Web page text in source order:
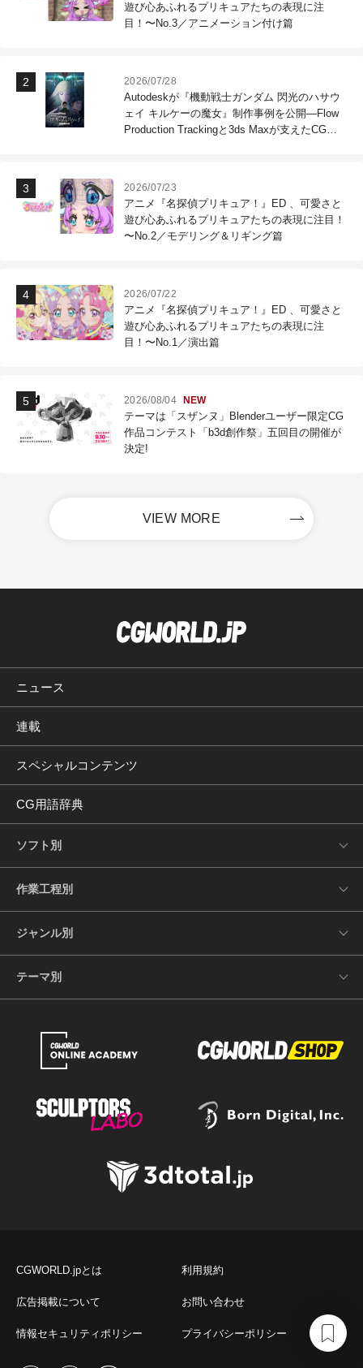
遊び心あふれるプリキュアたちの表現に注
目！〜No.3／アニメーション付け篇
2026/07/28
Autodeskが『機動戦士ガンダム 閃光のハサウ
ェイ キルケーの魔女』制作事例を公開―Flow
Production Trackingと3ds Maxが支えたCG制
2026/07/23
アニメ『名探偵プリキュア！』ED 、可愛さと
遊び心あふれるプリキュアたちの表現に注目！
〜No.2／モデリング＆リギング篇
2026/07/22
アニメ『名探偵プリキュア！』ED 、可愛さと
遊び心あふれるプリキュアたちの表現に注
目！〜No.1／演出篇
2026/08/04 NEW
テーマは「スザンヌ」Blenderユーザー限定CG
作品コンテスト「b3d創作祭」五回目の開催が
決定!
VIEW MORE
ニュース
連載
スペシャルコンテンツ
CG用語辞典
ソフト別
作業工程別
ジャンル別
テーマ別
CGWORLD.jpとは 利用規約
広告掲載について お問い合わせ
情報セキュリティポリシー プライバシーポリシー